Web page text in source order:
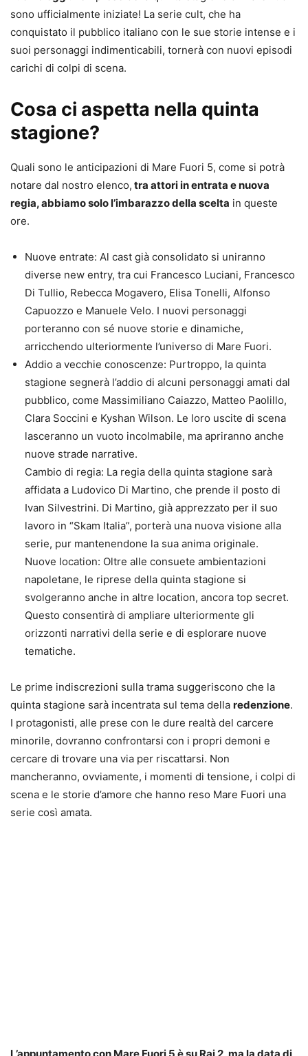
sono ufficialmente iniziate! La serie cult, che ha
conquistato il pubblico italiano con le sue storie intense e i
suoi personaggi indimenticabili, tornerà con nuovi episodi
carichi di colpi di scena.
Cosa ci aspetta nella quinta
stagione?
Quali sono le anticipazioni di Mare Fuori 5, come si potrà
notare dal nostro elenco, tra attori in entrata e nuova
regia, abbiamo solo l’imbarazzo della scelta in queste
ore.
Nuove entrate: Al cast già consolidato si uniranno
diverse new entry, tra cui Francesco Luciani, Francesco
Di Tullio, Rebecca Mogavero, Elisa Tonelli, Alfonso
Capuozzo e Manuele Velo. I nuovi personaggi
porteranno con sé nuove storie e dinamiche,
arricchendo ulteriormente l’universo di Mare Fuori.
Addio a vecchie conoscenze: Purtroppo, la quinta
stagione segnerà l’addio di alcuni personaggi amati dal
pubblico, come Massimiliano Caiazzo, Matteo Paolillo,
Clara Soccini e Kyshan Wilson. Le loro uscite di scena
lasceranno un vuoto incolmabile, ma apriranno anche
nuove strade narrative.
Cambio di regia: La regia della quinta stagione sarà
affidata a Ludovico Di Martino, che prende il posto di
Ivan Silvestrini. Di Martino, già apprezzato per il suo
lavoro in “Skam Italia”, porterà una nuova visione alla
serie, pur mantenendone la sua anima originale.
Nuove location: Oltre alle consuete ambientazioni
napoletane, le riprese della quinta stagione si
svolgeranno anche in altre location, ancora top secret.
Questo consentirà di ampliare ulteriormente gli
orizzonti narrativi della serie e di esplorare nuove
tematiche.
Le prime indiscrezioni sulla trama suggeriscono che la
quinta stagione sarà incentrata sul tema della redenzione.
I protagonisti, alle prese con le dure realtà del carcere
minorile, dovranno confrontarsi con i propri demoni e
cercare di trovare una via per riscattarsi. Non
mancheranno, ovviamente, i momenti di tensione, i colpi di
scena e le storie d’amore che hanno reso Mare Fuori una
serie così amata.